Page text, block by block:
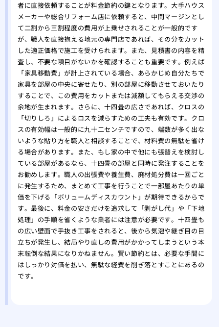
者に直接依頼することが料金節約の鍵となります。大手ハウス
メーカーや総合リフォーム店に依頼すると、中間マージンとし
て二割から三割程度の費用が上乗せされることが一般的です
が、職人を直接抱える地元の専門店であれば、その分をカット
した適正価格で施工を受けられます。また、見積書の内容を精
査し、不要な項目がないかを確認することも重要です。例えば
「家具移動費」が計上されている場合、あらかじめ自分たちで
家具を部屋の中央に寄せたり、別の部屋に移動させておいたり
することで、この費用をカットまたは減額してもらえる交渉の
余地が生まれます。さらに、十四畳の広さであれば、クロスの
「切りしろ」によるロスを減らすための工夫も有効です。クロ
スの有効幅は一般的に九十二センチですので、端数が多く出な
いような貼り方を職人と相談することで、材料費の無駄を省け
る場合があります。また、もし家の中で他にも張替えを検討し
ている部屋があるなら、十四畳の部屋と同時に発注することを
お勧めします。職人の出張費や養生費、廃材処分費は一回ごと
に発生するため、まとめて工事を行うことで一部屋あたりの単
価を下げる「ボリュームディスカウント」が期待できるからで
す。最後に、料金の安さだけを追求して「剥がし代」や「下地
処理」の手順を省くような業者には注意が必要です。十四畳も
の広い壁面で手抜き工事をされると、後から気泡や継ぎ目の目
立ちが発生し、結局やり直しの費用がかかってしまうという本
末転倒な結果になりかねません。賢い節約とは、必要な手間に
はしっかり対価を払い、無駄な経費を削ぎ落とすことにあるの
です。